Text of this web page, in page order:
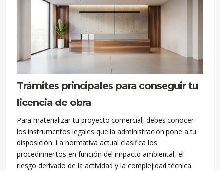
Trámites principales para conseguir tu
licencia de obra
Para materializar tu proyecto comercial, debes conocer
los instrumentos legales que la administración pone a tu
disposición. La normativa actual clasifica los
procedimientos en función del impacto ambiental, el
riesgo derivado de la actividad y la complejidad técnica.